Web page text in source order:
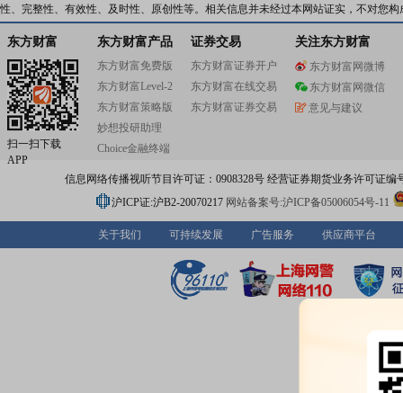
性、完整性、有效性、及时性、原创性等。相关信息并未经过本网站证实，不对您
东方财富
扫一扫下载
APP
东方财富产品
东方财富免费版
东方财富Level-2
东方财富策略版
妙想投研助理
Choice金融终端
证券交易
东方财富证券开户
东方财富在线交易
东方财富证券交易
关注东方财富
东方财富网微博
东方财富网微信
意见与建议
信息网络传播视听节目许可证：0908328号 经营证券期货业务许可证编
沪ICP证:沪B2-20070217 网站备案号:沪ICP备05006054号-11
关于我们 可持续发展 广告服务 供应商平台